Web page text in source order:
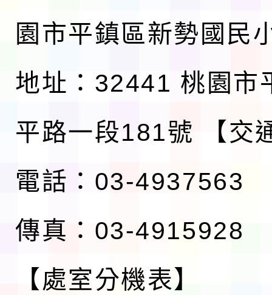
園市平鎮區新勢國民
地址：32441 桃園市
平路一段181號
【交
電話：03-4937563
傳真：03-4915928
【處室分機表】